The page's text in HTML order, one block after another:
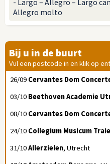
Allegro molto
Bij u in de buurt
Vul een postcode in en klik op
26/09 Cervantes Dom
03/10 Beethoven Academie
08/10 Cervantes Dom
24/10 Collegium Musicum
31/10Allerzielen, Utrecht